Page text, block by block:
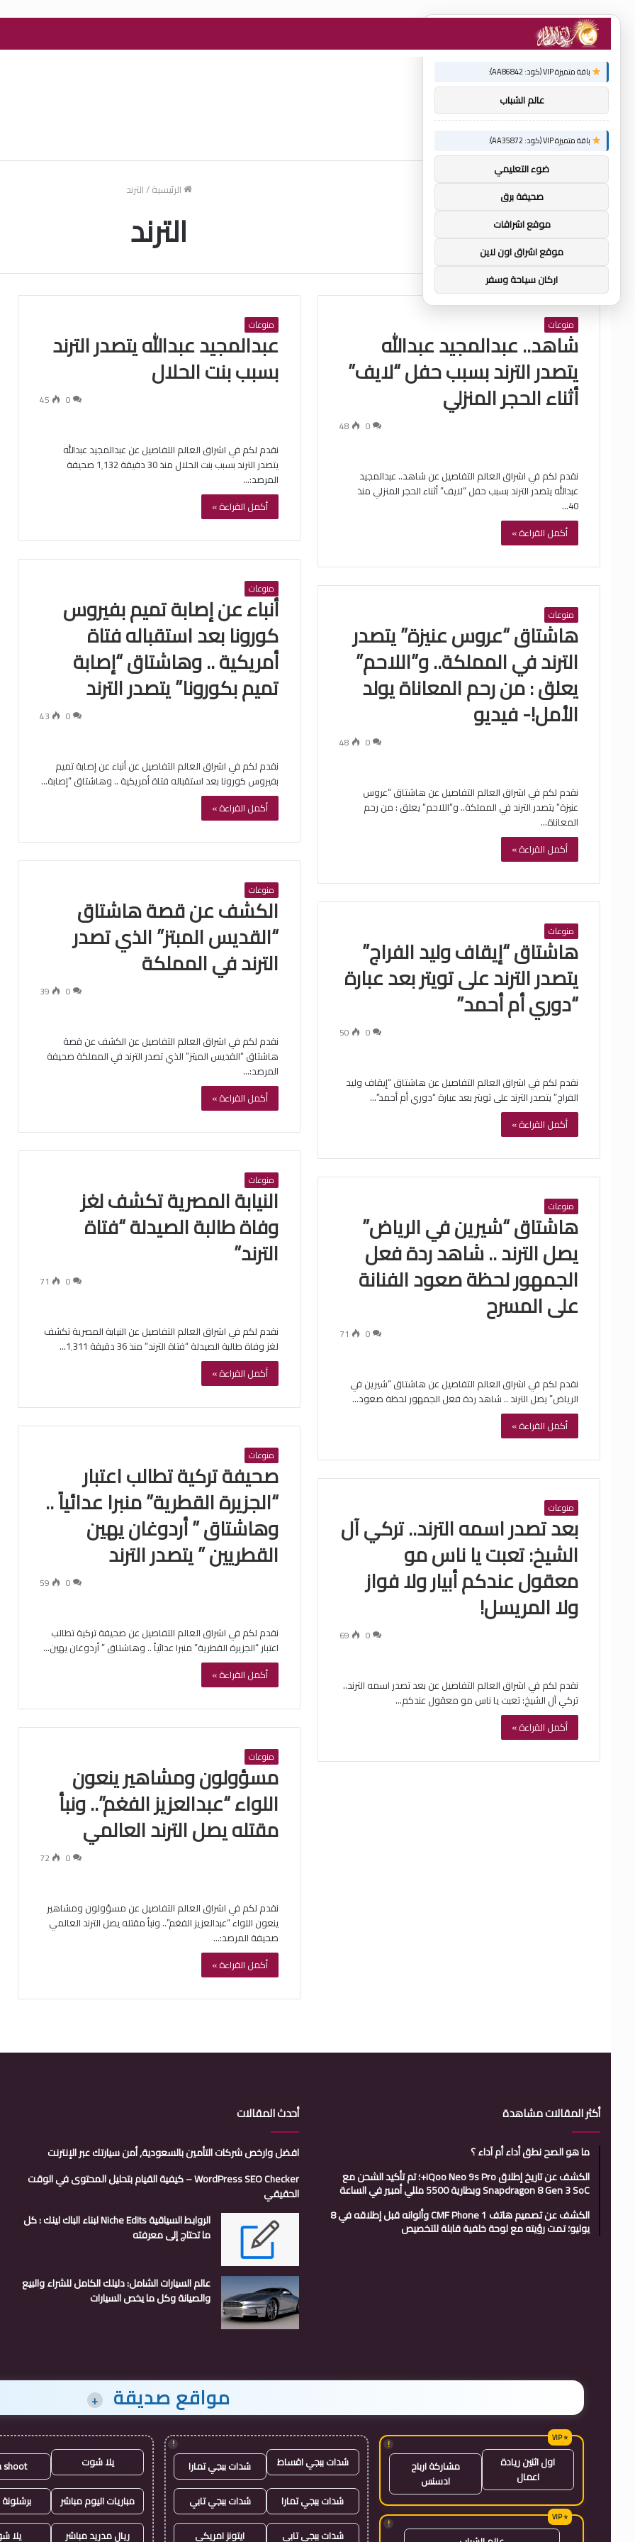
الرئيسية/الترند
الترند
منوعات
شاهد.. عبدالمجيد عبدالله
يتصدر الترند بسبب حفل “لايف”
أثناء الحجر المنزلي
0
48
نقدم لكم في اشراق العالم التفاصيل عن شاهد.. عبدالمجيد
عبدالله يتصدر الترند بسبب حفل “لايف” أثناء الحجر المنزلي منذ
40…
أكمل القراءة »
منوعات
عبدالمجيد عبدالله يتصدر الترند
بسبب بنت الحلال
0
45
نقدم لكم في اشراق العالم التفاصيل عن عبدالمجيد عبدالله
يتصدر الترند بسبب بنت الحلال منذ 30 دقيقة 1٬132 صحيفة
المرصد:…
أكمل القراءة »
منوعات
أنباء عن إصابة تميم بفيروس
كورونا بعد استقباله فتاة
أمريكية .. وهاشتاق “إصابة
تميم بكورونا” يتصدر الترند
0
43
نقدم لكم في اشراق العالم التفاصيل عن أنباء عن إصابة تميم
بفيروس كورونا بعد استقباله فتاة أمريكية .. وهاشتاق “إصابة…
أكمل القراءة »
منوعات
هاشتاق “عروس عنيزة” يتصدر
الترند في المملكة.. و”اللاحم”
يعلق : من رحم المعاناة يولد
الأمل!- فيديو
0
48
نقدم لكم في اشراق العالم التفاصيل عن هاشتاق “عروس
عنيزة” يتصدر الترند في المملكة.. و”اللاحم” يعلق : من رحم
المعاناة…
أكمل القراءة »
منوعات
الكشف عن قصة هاشتاق
“القديس المبتز” الذي تصدر
الترند في المملكة
0
39
نقدم لكم في اشراق العالم التفاصيل عن الكشف عن قصة
هاشتاق “القديس المبتز” الذي تصدر الترند في المملكة صحيفة
المرصد:…
أكمل القراءة »
منوعات
هاشتاق “إيقاف وليد الفراج”
يتصدر الترند على تويتر بعد عبارة
“دوري أم أحمد”
0
50
نقدم لكم في اشراق العالم التفاصيل عن هاشتاق “إيقاف وليد
الفراج” يتصدر الترند على تويتر بعد عبارة “دوري أم أحمد”…
أكمل القراءة »
منوعات
النيابة المصرية تكشف لغز
وفاة طالبة الصيدلة “فتاة
الترند”
0
71
نقدم لكم في اشراق العالم التفاصيل عن النيابة المصرية تكشف
لغز وفاة طالبة الصيدلة “فتاة الترند” منذ 36 دقيقة 1٬311…
أكمل القراءة »
منوعات
هاشتاق “شيرين في الرياض”
يصل الترند .. شاهد ردة فعل
الجمهور لحظة صعود الفنانة
على المسرح
0
71
نقدم لكم في اشراق العالم التفاصيل عن هاشتاق “شيرين في
الرياض” يصل الترند .. شاهد ردة فعل الجمهور لحظة صعود…
أكمل القراءة »
منوعات
صحيفة تركية تطالب اعتبار
“الجزيرة القطرية” منبرا عدائياً ..
وهاشتاق ” أردوغان يهين
القطريين ” يتصدر الترند
0
59
نقدم لكم في اشراق العالم التفاصيل عن صحيفة تركية تطالب
اعتبار “الجزيرة القطرية” منبرا عدائياً .. وهاشتاق ” أردوغان يهين…
أكمل القراءة »
منوعات
بعد تصدر اسمه الترند.. تركي آل
الشيخ: تعبت يا ناس مو
معقول عندكم أبيار ولا فواز
ولا المريسل!
0
69
نقدم لكم في اشراق العالم التفاصيل عن بعد تصدر اسمه الترند..
تركي آل الشيخ: تعبت يا ناس مو معقول عندكم…
أكمل القراءة »
منوعات
مسؤولون ومشاهير ينعون
اللواء “عبدالعزيز الفغم”.. ونبأ
مقتله يصل الترند العالمي
0
72
نقدم لكم في اشراق العالم التفاصيل عن مسؤولون ومشاهير
ينعون اللواء “عبدالعزيز الفغم”.. ونبأ مقتله يصل الترند العالمي
صحيفة المرصد:…
أكمل القراءة »
أكثر المقالات مشاهدة
ما هو الصح نطق أداء أم آداء ؟
الكشف عن تاريخ إطلاق iQoo Neo 9s Pro+؛ تم تأكيد الشحن مع
Snapdragon 8 Gen 3 SoC وبطارية 5500 مللي أمبير في الساعة
الكشف عن تصميم هاتف CMF Phone 1 وألوانه قبل إطلاقه في 8
يوليو؛ تمت رؤيته مع لوحة خلفية قابلة للتخصيص
أحدث المقالات
افضل وارخص شركات التأمين بالسعودية, أمن سيارتك عبر الإنترنت
WordPress SEO Checker – كيفية القيام بتحليل المحتوى في الوقت
الحقيقي
الروابط السياقية Niche Edits لبناء الباك لينك : كل
ما تحتاج إلى معرفته
عالم السيارات الشامل: دليلك الكامل للشراء والبيع
والصيانة وكل ما يخص السيارات
مواقع صديقة +
!
اول اثنين ريادة
اعمال
مشاركة ارباح
ادسنس
!
!
شدات ببجي اقساط شدات ببجي تمارا
شدات ببجي تمارا شدات ببجي تابي
شدات ببجي تابي ايتونز امريكي
يلا شوت shoot
مباريات اليوم مباشر
ريال مدريد مباشر يلا
توصيات :
باقة متميزة VIP (كود: AA86842):
عالم الشباب
باقة متميزة VIP (كود: AA35872):
ضوء التعليمي
صحيفة برق
موقع اشراقات
موقع اشراق اون لاين
اركان سياحة وسفر